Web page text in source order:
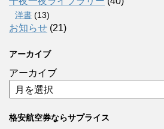
洋書 (13)
お知らせ (21)
アーカイブ
アーカイブ
格安航空券ならサプライス